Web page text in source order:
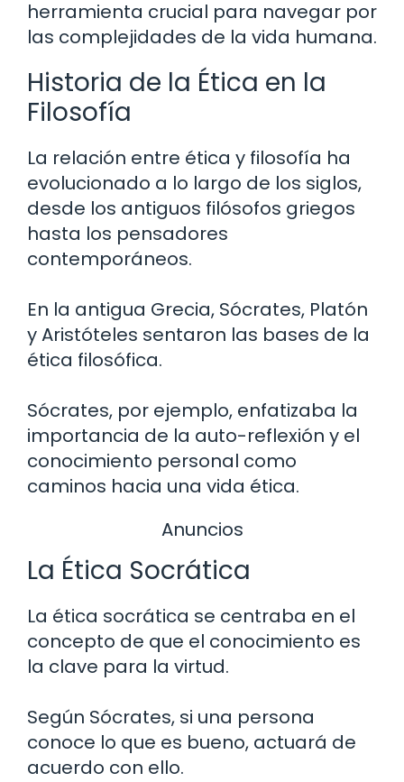
herramienta crucial para navegar por
las complejidades de la vida humana.
Historia de la Ética en la
Filosofía
La relación entre ética y filosofía ha
evolucionado a lo largo de los siglos,
desde los antiguos filósofos griegos
hasta los pensadores
contemporáneos.
En la antigua Grecia, Sócrates, Platón
y Aristóteles sentaron las bases de la
ética filosófica.
Sócrates, por ejemplo, enfatizaba la
importancia de la auto-reflexión y el
conocimiento personal como
caminos hacia una vida ética.
Anuncios
La Ética Socrática
La ética socrática se centraba en el
concepto de que el conocimiento es
la clave para la virtud.
Según Sócrates, si una persona
conoce lo que es bueno, actuará de
acuerdo con ello.